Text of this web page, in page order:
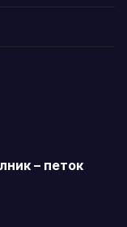
– петок